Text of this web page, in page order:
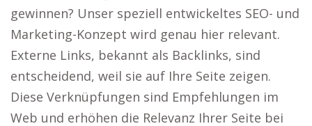
gewinnen? Unser speziell entwickeltes SEO- und
Marketing-Konzept wird genau hier relevant.
Externe Links, bekannt als Backlinks, sind
entscheidend, weil sie auf Ihre Seite zeigen.
Diese Verknüpfungen sind Empfehlungen im
Web und erhöhen die Relevanz Ihrer Seite bei